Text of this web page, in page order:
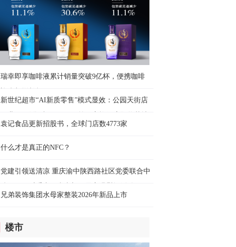
【图解】“三新”经济展现蓬勃活力
瑞幸即享咖啡液累计销量突破9亿杯，便携咖啡
新世纪超市“AI新质零售”模式显效：公园天街店
袁记食品更新招股书，全球门店数4773家
什么才是真正的NFC？
党建引领送清凉 重庆渝中陕西路社区党委联合中
兄弟装饰集团水母家整装2026年新品上市
楼市